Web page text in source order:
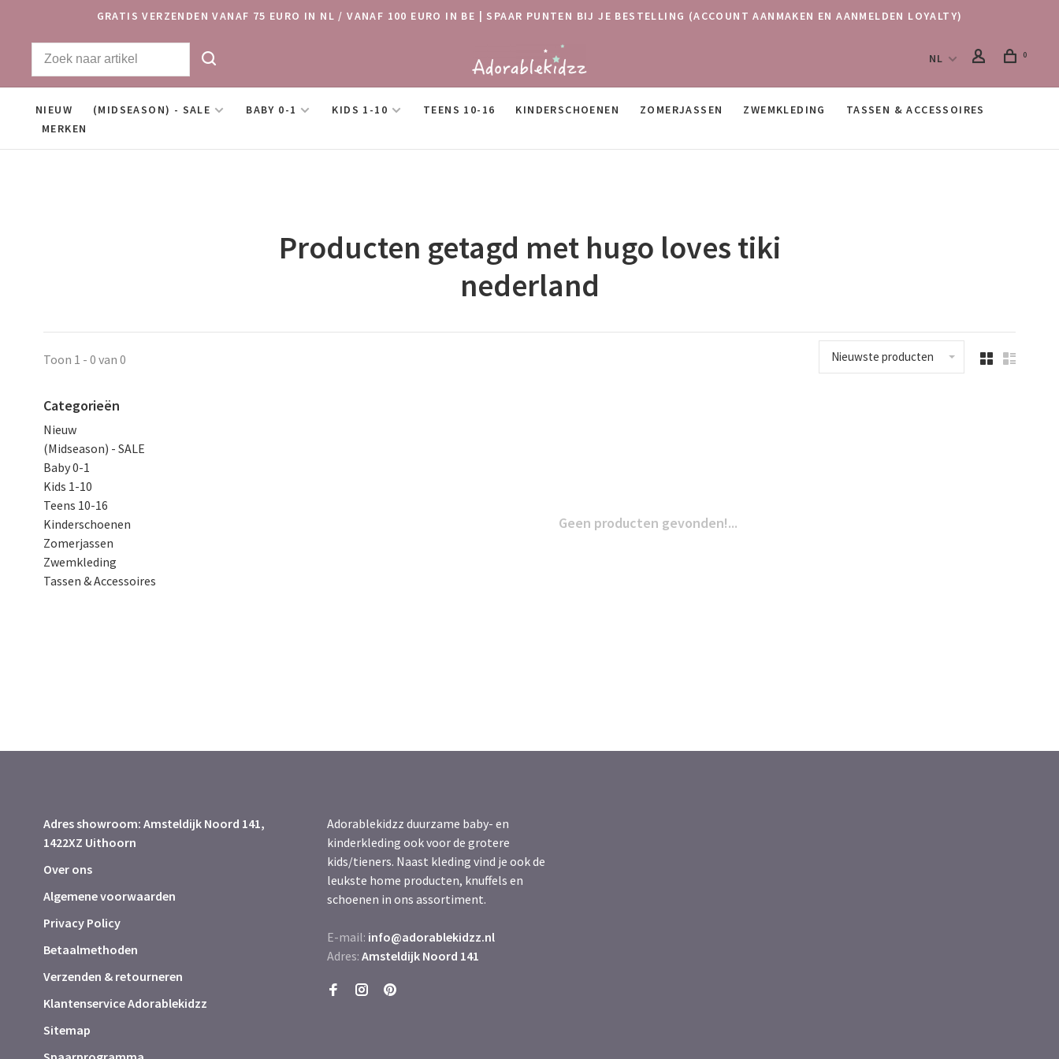
GRATIS VERZENDEN VANAF 75 EURO IN NL / VANAF 100 EURO IN BE | SPAAR PUNTEN BIJ JE BESTELLING (ACCOUNT AANMAKEN EN AANMELDEN LOYALTY)
NL 0
NIEUW (MIDSEASON) - SALE BABY 0-1 KIDS 1-10 TEENS 10-16 KINDERSCHOENEN ZOMERJASSEN ZWEMKLEDING
TASSEN & ACCESSOIRES
MERKEN
Producten getagd met hugo loves tiki
nederland
Toon 1 - 0 van 0 Nieuwste producten
Categorieën
Nieuw
(Midseason) - SALE
Baby 0-1
Kids 1-10
Teens 10-16
Kinderschoenen
Zomerjassen
Zwemkleding
Tassen & Accessoires
Geen producten gevonden!...
Adres showroom: Amsteldijk Noord 141,
1422XZ Uithoorn
Over ons
Algemene voorwaarden
Privacy Policy
Betaalmethoden
Verzenden & retourneren
Klantenservice Adorablekidzz
Sitemap
Adorablekidzz duurzame baby- en
kinderkleding ook voor de grotere
kids/tieners. Naast kleding vind je ook de
leukste home producten, knuffels en
schoenen in ons assortiment.
E-mail: info@adorablekidzz.nl
Adres: Amsteldijk Noord 141